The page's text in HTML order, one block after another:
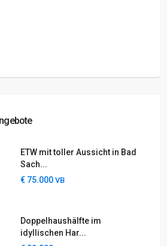
ETW mit toller Aussicht in Bad
Sach...
€ 75.000VB
Doppelhaushälfte im
idyllischen Har...